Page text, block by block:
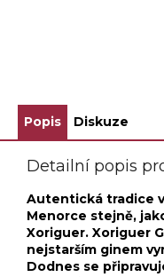
Popis Diskuze
Detailní popis
Autentická tradice
Menorce stejně,
Xoriguer. Xoriguer
nejstarším ginem
Dodnes se